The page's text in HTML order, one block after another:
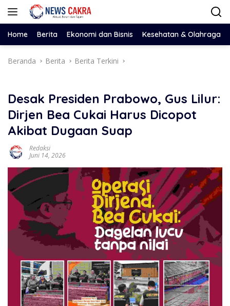
Langsung
Home Berita Ekonomi dan Bisnis Kesehatan & Olahraga
Beranda Berita Berita Terkini
Desak Presiden Prabowo, Gus Lilur:
Dirjen Bea Cukai Harus Dicopot
Akibat Dugaan Suap
Redaksi
Juni 14, 2026